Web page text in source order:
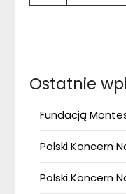
Ostatnie
Fundacją
Polski Koncern
Polski Koncern